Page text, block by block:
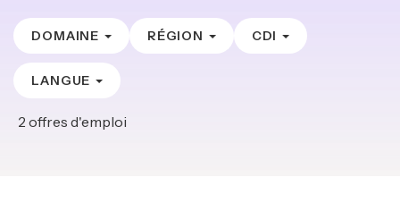
DOMAINE RÉGION CDI
LANGUE
2 offres d'emploi